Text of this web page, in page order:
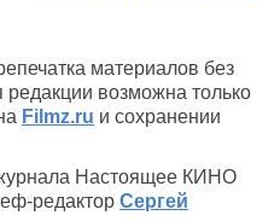
материалов без
возможна только
Filmz.ru и сохранении
Настоящее КИНО
редактор Сергей